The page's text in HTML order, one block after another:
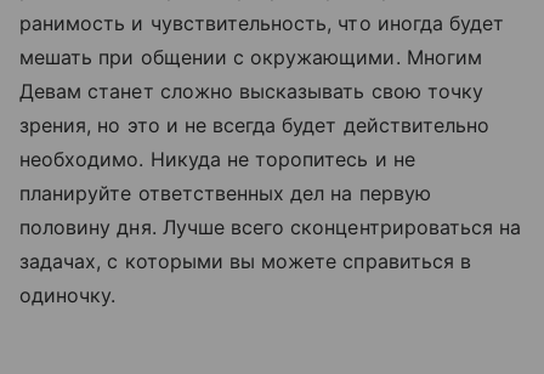
ранимость и чувствительность, что иногда будет
мешать при общении с окружающими. Многим
Девам станет сложно высказывать свою точку
зрения, но это и не всегда будет действительно
необходимо. Никуда не торопитесь и не
планируйте ответственных дел на первую
половину дня. Лучше всего сконцентрироваться на
задачах, с которыми вы можете справиться в
одиночку.